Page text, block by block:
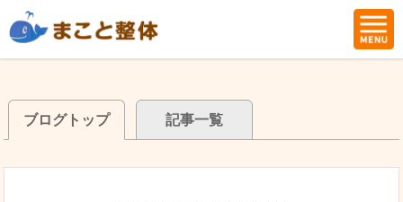
ブログトップ 記事一覧